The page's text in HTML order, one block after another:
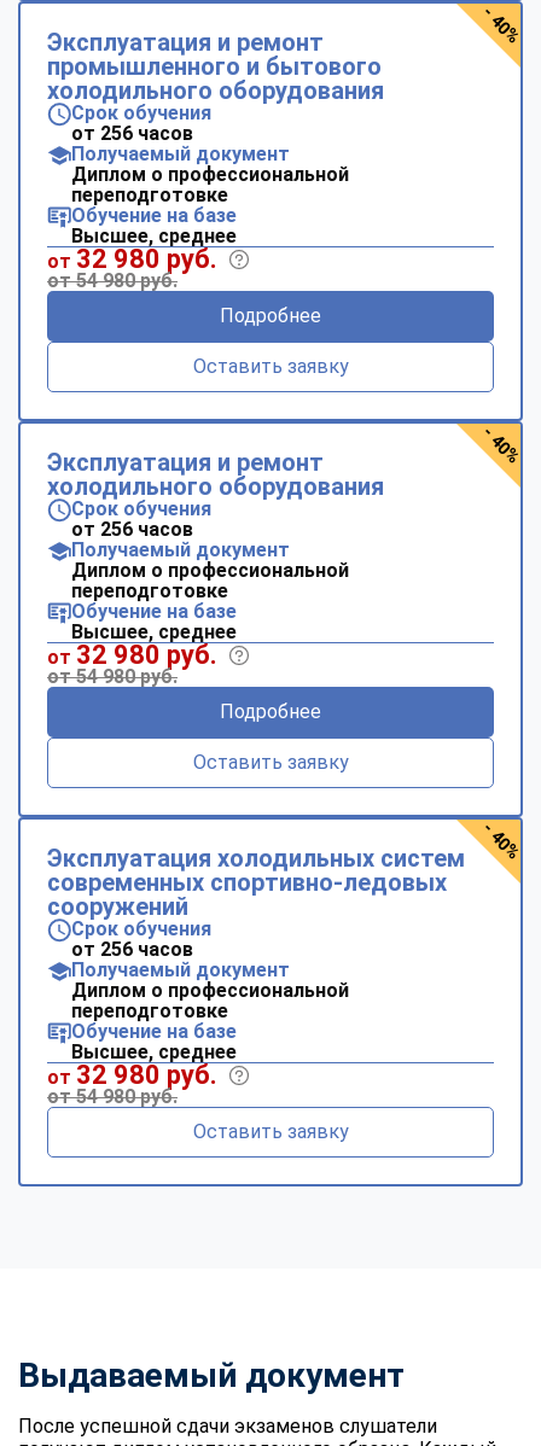
Эксплуатация и ремонт
промышленного и бытового
холодильного оборудования
Срок обучения
от 256 часов
Получаемый документ
Диплом о профессиональной
переподготовке
Обучение на базе
Высшее, среднее
от 32 980 руб.
от 54 980 руб.
Подробнее
Оставить заявку
- 40%
Эксплуатация и ремонт
холодильного оборудования
Срок обучения
от 256 часов
Получаемый документ
Диплом о профессиональной
переподготовке
Обучение на базе
Высшее, среднее
от 32 980 руб.
от 54 980 руб.
Подробнее
Оставить заявку
- 40%
Эксплуатация холодильных систем
современных спортивно-ледовых
сооружений
Срок обучения
от 256 часов
Получаемый документ
Диплом о профессиональной
переподготовке
Обучение на базе
Высшее, среднее
от 32 980 руб.
от 54 980 руб.
Оставить заявку
- 40%
Выдаваемый документ
После успешной сдачи экзаменов слушатели